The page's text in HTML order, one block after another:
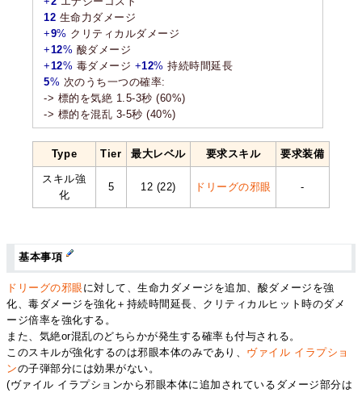
12 生命力ダメージ
+9% クリティカルダメージ
+12% 酸ダメージ
+12% 毒ダメージ +12% 持続時間延長
5% 次のうち一つの確率:
-> 標的を気絶 1.5-3秒 (60%)
-> 標的を混乱 3-5秒 (40%)
Type Tier 最大レベル 要求スキル 要求装備
スキル強
化
5 12 (22) ドリーグの邪眼 -
基本事項
ドリーグの邪眼 に対して、生命力ダメージを追加、酸ダメージを強
化、毒ダメージを強化＋持続時間延長、クリティカルヒット時のダメ
ージ倍率を強化する。
また、気絶or混乱のどちらかが発生する確率も付与される。
このスキルが強化するのは邪眼本体のみであり、 ヴァイル イラプショ
ンの子弾部分には効果がない。
(ヴァイル イラプションから邪眼本体に追加されているダメージ部分は